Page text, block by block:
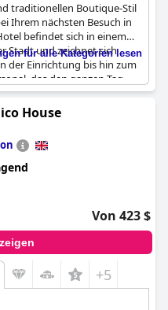
traditionellen Boutique-Stil
Ihrem nächsten Besuch in
befindet sich in einem
Stadt und zeichnet sich
der Einrichtung bis hin zum
das den ganzen Tag
Genießen Sie das beste
mit nur den feinsten
die Bettwäsche makellos
Wahl für Ihren
Boutique-Hotel der
für alle Kategorien lesen
House
Von 423 $
+5